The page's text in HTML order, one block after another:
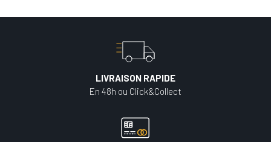
LIVRAISON RAPIDE
En 48h ou Click&Collect